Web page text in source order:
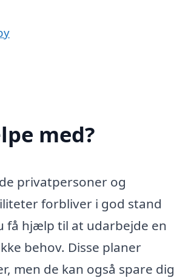
med?
privatpersoner og
forbliver i god stand
få hjælp til at udarbejde en
behov. Disse planer
men de kan også spare dig